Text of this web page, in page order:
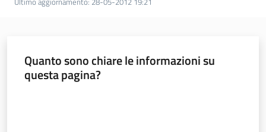
Leggi Atti Bandi
Piani Programmi
Progetti
Quanto sono chiare le informazioni su
questa pagina?